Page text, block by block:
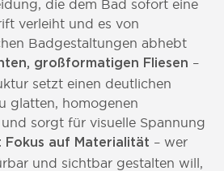
die dem Bad sofort eine
verleiht und es von
Badgestaltungen abhebt
großformatigen Fliesen –
setzt einen deutlichen
glatten, homogenen
sorgt für visuelle Spannung
Fokus auf Materialität – wer
und sichtbar gestalten will,